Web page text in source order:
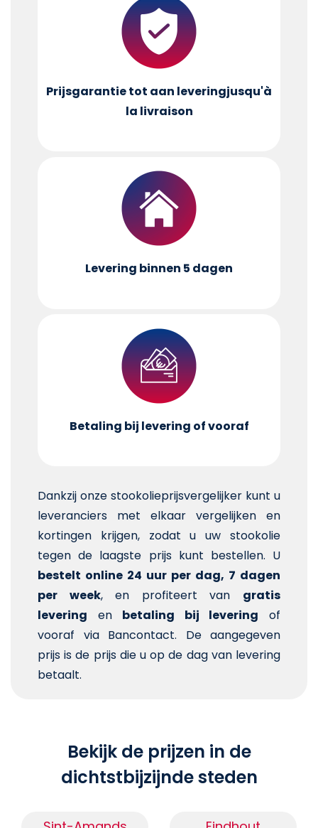
Prijsgarantie tot aan leveringjusqu'à
la livraison
Levering binnen 5 dagen
Betaling bij levering of vooraf
Dankzij onze stookolieprijsvergelijker kunt u
leveranciers met elkaar vergelijken en
kortingen krijgen, zodat u uw stookolie
tegen de laagste prijs kunt bestellen. U
bestelt online 24 uur per dag, 7 dagen
per week, en profiteert van gratis
levering en betaling bij levering of
vooraf via Bancontact. De aangegeven
prijs is de prijs die u op de dag van levering
betaalt.
Bekijk de prijzen in de
dichtstbijzijnde steden